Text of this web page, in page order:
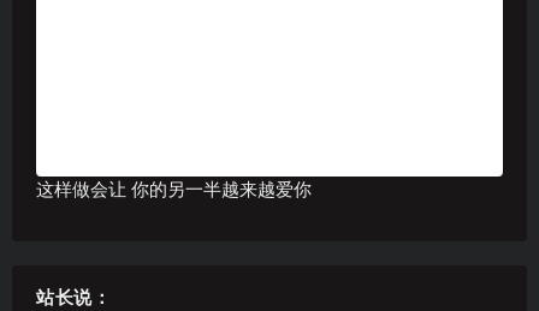
这样做会让 你的另一半越来越爱你
站长说：